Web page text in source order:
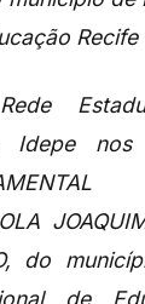
Recife
Idepe nos
do
de